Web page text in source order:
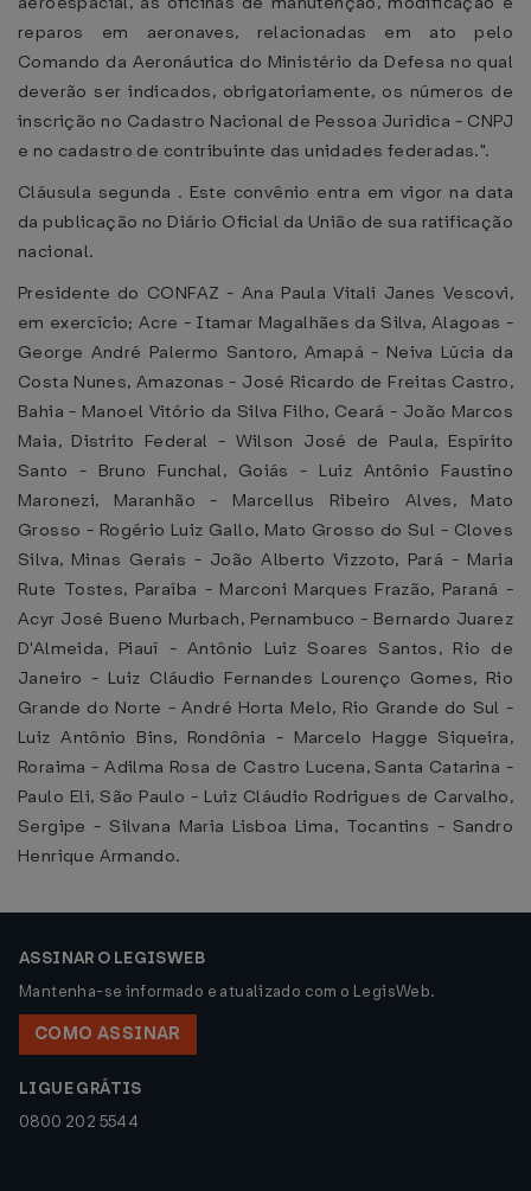
reparos em aeronaves, relacionadas em ato pelo
Comando da Aeronáutica do Ministério da Defesa no qual
deverão ser indicados, obrigatoriamente, os números de
inscrição no Cadastro Nacional de Pessoa Jurídica - CNPJ
e no cadastro de contribuinte das unidades federadas.".
Cláusula segunda . Este convênio entra em vigor na data
da publicação no Diário Oficial da União de sua ratificação
nacional.
Presidente do CONFAZ - Ana Paula Vitali Janes Vescovi,
em exercício; Acre - Itamar Magalhães da Silva, Alagoas -
George André Palermo Santoro, Amapá - Neiva Lúcia da
Costa Nunes, Amazonas - José Ricardo de Freitas Castro,
Bahia - Manoel Vitório da Silva Filho, Ceará - João Marcos
Maia, Distrito Federal - Wilson José de Paula, Espírito
Santo - Bruno Funchal, Goiás - Luiz Antônio Faustino
Maronezi, Maranhão - Marcellus Ribeiro Alves, Mato
Grosso - Rogério Luiz Gallo, Mato Grosso do Sul - Cloves
Silva, Minas Gerais - João Alberto Vizzoto, Pará - Maria
Rute Tostes, Paraíba - Marconi Marques Frazão, Paraná -
Acyr José Bueno Murbach, Pernambuco - Bernardo Juarez
D'Almeida, Piauí - Antônio Luiz Soares Santos, Rio de
Janeiro - Luiz Cláudio Fernandes Lourenço Gomes, Rio
Grande do Norte - André Horta Melo, Rio Grande do Sul -
Luiz Antônio Bins, Rondônia - Marcelo Hagge Siqueira,
Roraima - Adilma Rosa de Castro Lucena, Santa Catarina -
Paulo Eli, São Paulo - Luiz Cláudio Rodrigues de Carvalho,
Sergipe - Silvana Maria Lisboa Lima, Tocantins - Sandro
Henrique Armando.
ASSINAR O LEGISWEB
Mantenha-se informado e atualizado com o LegisWeb.
COMO ASSINAR
LIGUE GRÁTIS
0800 202 5544